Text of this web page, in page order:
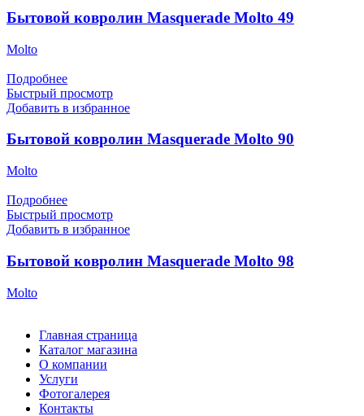
Бытовой ковролин Masquerade Molto 49
Molto
Подробнее
Быстрый просмотр
Добавить в избранное
Бытовой ковролин Masquerade Molto 90
Molto
Подробнее
Быстрый просмотр
Добавить в избранное
Бытовой ковролин Masquerade Molto 98
Molto
Главная страница
Каталог магазина
О компании
Услуги
Фотогалерея
Контакты